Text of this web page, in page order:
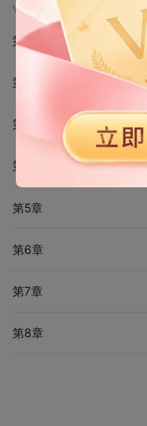
VIP章節可通過金幣購買提前
第1章
第2章
第3章
第4章
第5章
第6章
第7章
第8章